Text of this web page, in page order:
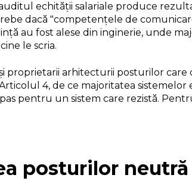
echității salariale produce
dacă "competențele de
au fost alese din inginerie, unde
le scria.
proprietarii arhitecturii posturilor
4, de ce majoritatea
pentru un sistem care rezistă.
posturilor